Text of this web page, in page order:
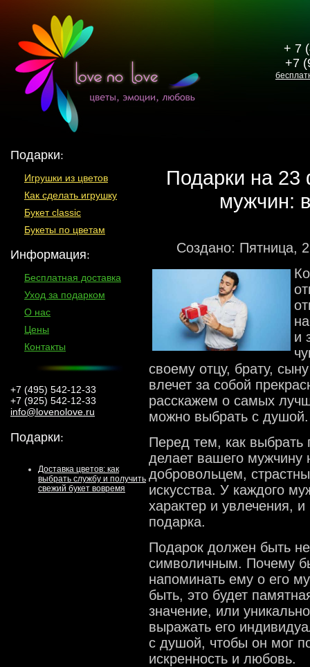
+ 7
+7
Подарки:
Игрушки из цветов
Как сделать игрушку
Букет classic
Букеты по цветам
Информация:
Бесплатная доставка
Уход за подарком
О нас
Цены
Контакты
+7 (495) 542-12-33
+7 (925) 542-12-33
info@lovenolove.ru
Подарки:
Доставка цветов: как
выбрать службу и получить
свежий букет вовремя
Подарки на
мужчин:
Создано: Пятница,
и
своему отцу, брату,
влечет за собой
расскажем о самых
можно выбрать с душой.
Перед тем, как выбрать
делает вашего
добровольцем,
искусства. У каждого
характер и увлечения,
подарка.
Подарок должен быть
символичным. Почему
напоминать ему о его
быть, это будет
значение, или
выражать его
с душой, чтобы он мог
искренность и любовь.